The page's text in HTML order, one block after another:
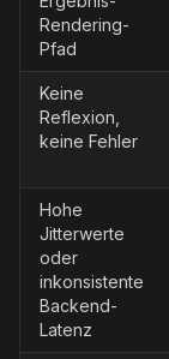
Rendering-
Pfad
Keine
Reflexion,
keine Fehler
Hohe
Jitterwerte
oder
inkonsistente
Backend-
Latenz